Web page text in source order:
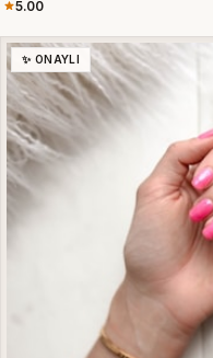
5.00
✨ ONAYLI